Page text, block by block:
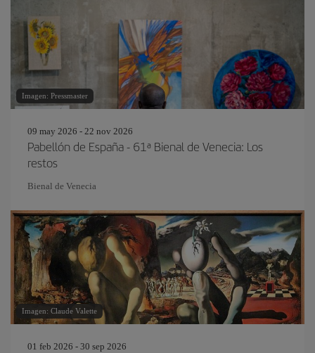
Imagen: Pressmaster
09 may 2026 - 22 nov 2026
Pabellón de España - 61ª Bienal de Venecia: Los
restos
Bienal de Venecia
Imagen: Claude Valette
01 feb 2026 - 30 sep 2026